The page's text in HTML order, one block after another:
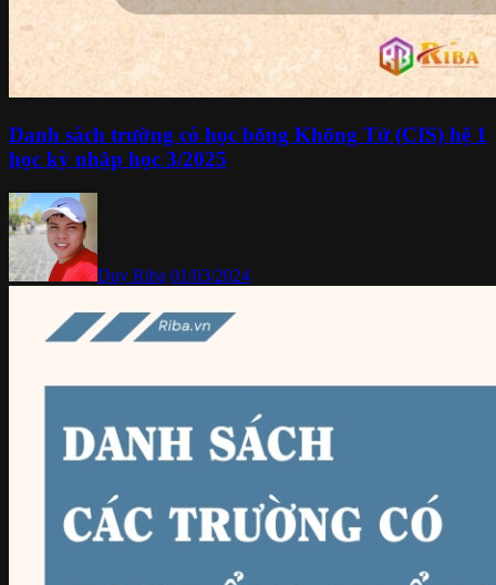
Danh sách trường có học bổng Khổng Tử (CIS) hệ 1
học kỳ nhập học 3/2025
Duy Riba 01/03/2024